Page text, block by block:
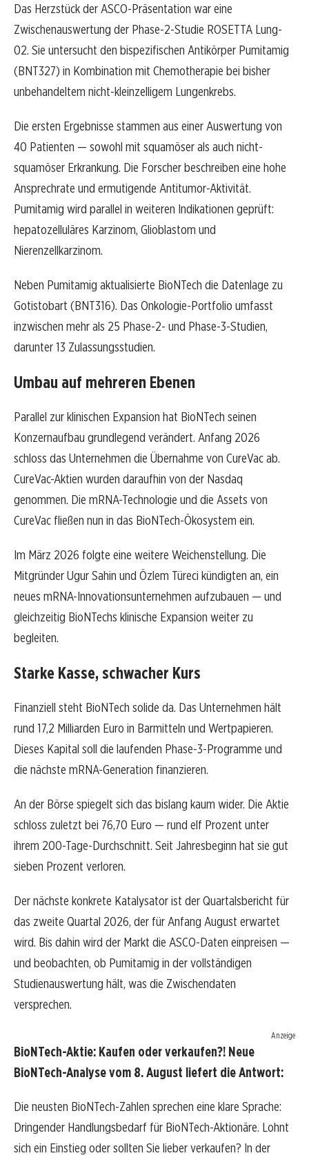
Das Herzstück der ASCO-Präsentation war eine
Zwischenauswertung der Phase-2-Studie ROSETTA Lung-
02. Sie untersucht den bispezifischen Antikörper Pumitamig
(BNT327) in Kombination mit Chemotherapie bei bisher
unbehandeltem nicht-kleinzelligem Lungenkrebs.
Die ersten Ergebnisse stammen aus einer Auswertung von
40 Patienten — sowohl mit squamöser als auch nicht-
squamöser Erkrankung. Die Forscher beschreiben eine hohe
Ansprechrate und ermutigende Antitumor-Aktivität.
Pumitamig wird parallel in weiteren Indikationen geprüft:
hepatozelluläres Karzinom, Glioblastom und
Nierenzellkarzinom.
Neben Pumitamig aktualisierte BioNTech die Datenlage zu
Gotistobart (BNT316). Das Onkologie-Portfolio umfasst
inzwischen mehr als 25 Phase-2- und Phase-3-Studien,
darunter 13 Zulassungsstudien.
Umbau auf mehreren Ebenen
Parallel zur klinischen Expansion hat BioNTech seinen
Konzernaufbau grundlegend verändert. Anfang 2026
schloss das Unternehmen die Übernahme von CureVac ab.
CureVac-Aktien wurden daraufhin von der Nasdaq
genommen. Die mRNA-Technologie und die Assets von
CureVac fließen nun in das BioNTech-Ökosystem ein.
Im März 2026 folgte eine weitere Weichenstellung. Die
Mitgründer Ugur Sahin und Özlem Türeci kündigten an, ein
neues mRNA-Innovationsunternehmen aufzubauen — und
gleichzeitig BioNTechs klinische Expansion weiter zu
begleiten.
Starke Kasse, schwacher Kurs
Finanziell steht BioNTech solide da. Das Unternehmen hält
rund 17,2 Milliarden Euro in Barmitteln und Wertpapieren.
Dieses Kapital soll die laufenden Phase-3-Programme und
die nächste mRNA-Generation finanzieren.
An der Börse spiegelt sich das bislang kaum wider. Die Aktie
schloss zuletzt bei 76,70 Euro — rund elf Prozent unter
ihrem 200-Tage-Durchschnitt. Seit Jahresbeginn hat sie gut
sieben Prozent verloren.
Der nächste konkrete Katalysator ist der Quartalsbericht für
das zweite Quartal 2026, der für Anfang August erwartet
wird. Bis dahin wird der Markt die ASCO-Daten einpreisen —
und beobachten, ob Pumitamig in der vollständigen
Studienauswertung hält, was die Zwischendaten
versprechen.
Anzeige
BioNTech-Aktie: Kaufen oder verkaufen?! Neue
BioNTech-Analyse vom 8. August liefert die Antwort:
Die neusten BioNTech-Zahlen sprechen eine klare Sprache:
Dringender Handlungsbedarf für BioNTech-Aktionäre. Lohnt
sich ein Einstieg oder sollten Sie lieber verkaufen? In der